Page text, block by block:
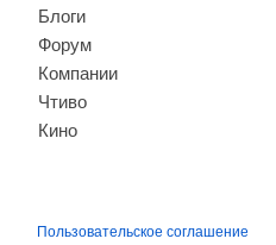
Блоги
Форум
Компании
Чтиво
Кино
Пользовательское соглашение